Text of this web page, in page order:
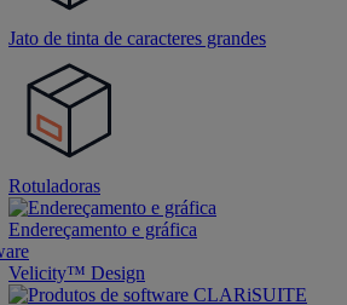
Jato de tinta de caracteres grandes
Rotuladoras
Endereçamento e gráfica
Velicity™ Design